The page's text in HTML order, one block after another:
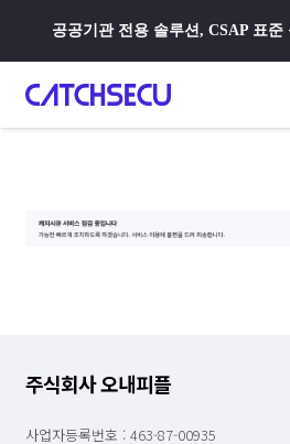
공공기관 전용 솔루션, CSAP 표준
주식회사 오내피플
사업자등록번호 : 463-87-00935